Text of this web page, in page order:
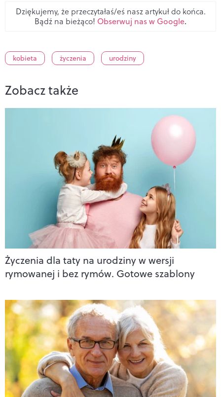
Dziękujemy, że przeczytałaś/eś nasz artykuł do końca.
Bądź na bieżąco! Obserwuj nas w Google.
kobieta życzenia urodziny
Zobacz także
Życzenia dla taty na urodziny w wersji
rymowanej i bez rymów. Gotowe szablony